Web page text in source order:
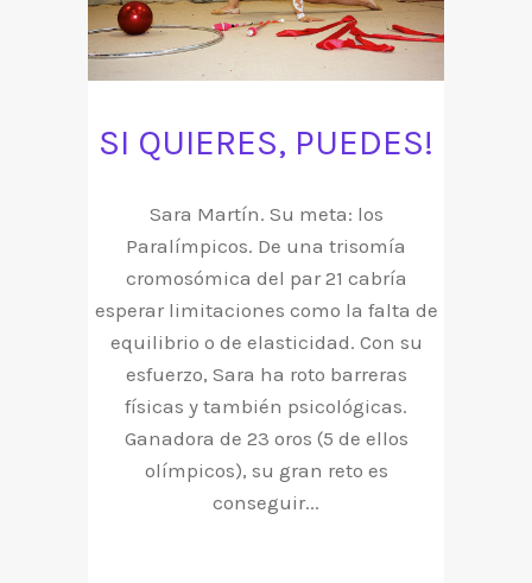
SI QUIERES, PUEDES!
Sara Martín. Su meta: los
Paralímpicos. De una trisomía
cromosómica del par 21 cabría
esperar limitaciones como la falta de
equilibrio o de elasticidad. Con su
esfuerzo, Sara ha roto barreras
físicas y también psicológicas.
Ganadora de 23 oros (5 de ellos
olímpicos), su gran reto es
conseguir...